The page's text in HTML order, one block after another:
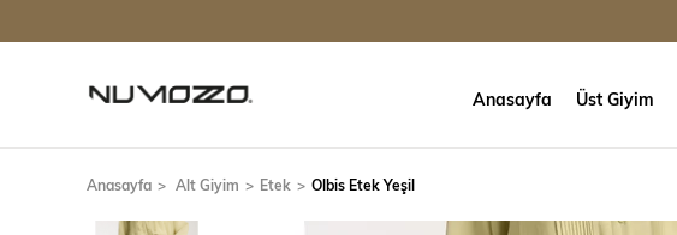
Anasayfa Üst Giyim
Anasayfa Alt Giyim Etek Olbis Etek Yeşil